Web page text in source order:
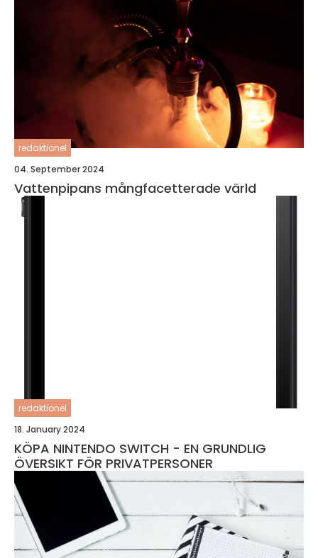
redaktionel
04. September 2024
Vattenpipans mångfacetterade värld
redaktionel
18. January 2024
KÖPA NINTENDO SWITCH - EN GRUNDLIG
ÖVERSIKT FÖR PRIVATPERSONER